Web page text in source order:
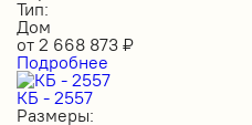
Тип:
Дом
от 2 668 873 ₽
Подробнее
КБ - 2557
Размеры: